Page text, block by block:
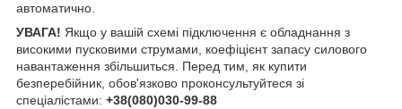
автоматично.
УВАГА! Якщо у вашій схемі підключення є обладнання з
високими пусковими струмами, коефіцієнт запасу силового
навантаження збільшиться. Перед тим, як купити
безперебійник, обов'язково проконсультуйтеся зі
спеціалістами: +38(080)030-99-88